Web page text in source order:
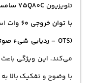
تلویزیون75Q80C سامسونگ
با توان خروجی 60 وات
(OTS – ردیابی شیء صوتی)
می‌کند. این ویژگی
با وضوح و تفکیک بالا